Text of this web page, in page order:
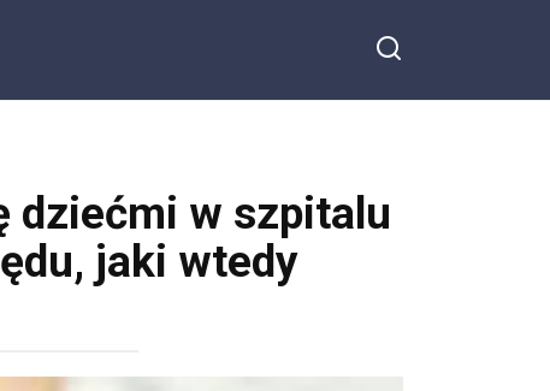
dziećmi w szpitalu
jaki wtedy